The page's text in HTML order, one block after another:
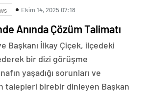
Ekim 14, 2025 07:18
Anında Çözüm Talimatı
Başkanı İlkay Çiçek, ilçedeki
bir dizi görüşme
yaşadığı sorunları ve
talepleri birebir dinleyen Başkan